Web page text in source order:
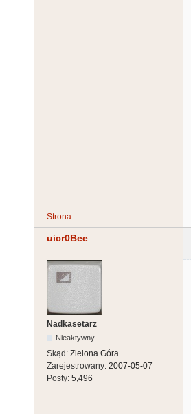
Strona
uicr0Bee
Nadkasetarz
Nieaktywny
Skąd: Zielona Góra
Zarejestrowany: 2007-05-07
Posty: 5,496